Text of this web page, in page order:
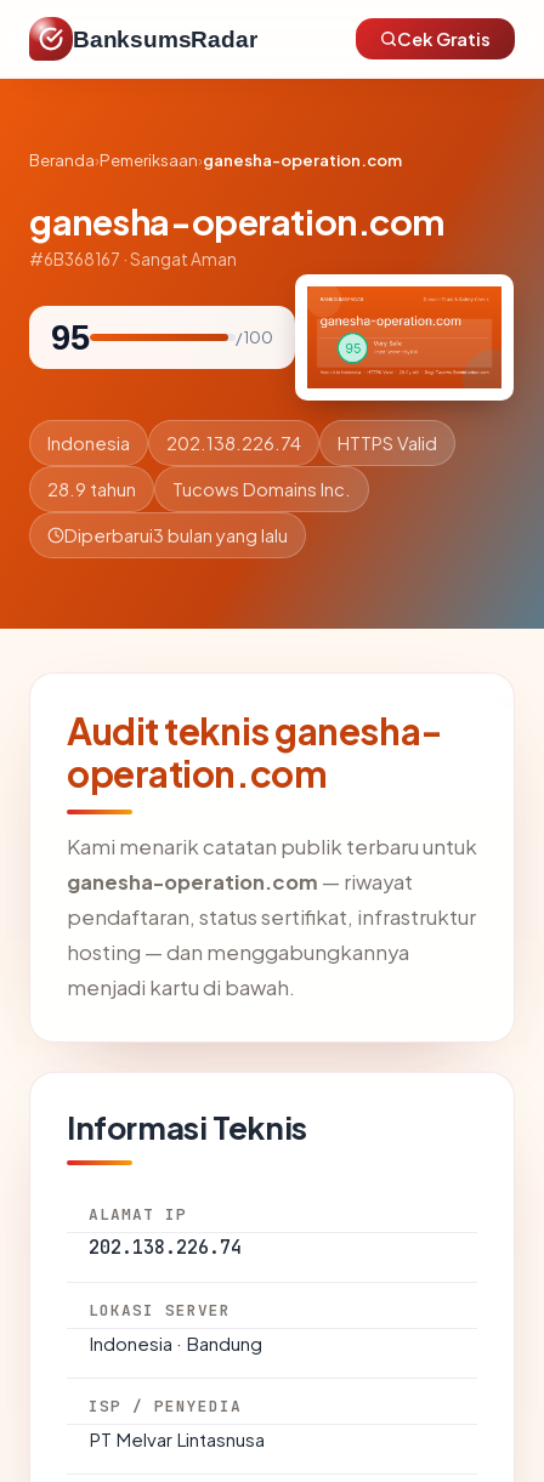
BanksumsRadar Cek Gratis
Beranda›Pemeriksaan›ganesha-operation.com
ganesha-operation.com
#6B368167 · Sangat Aman
95 / 100
Indonesia 202.138.226.74 HTTPS Valid
28.9 tahun Tucows Domains Inc.
Diperbarui3 bulan yang lalu
Audit teknis ganesha-
operation.com
Kami menarik catatan publik terbaru untuk
ganesha-operation.com — riwayat
pendaftaran, status sertifikat, infrastruktur
hosting — dan menggabungkannya
menjadi kartu di bawah.
Informasi Teknis
ALAMAT IP
202.138.226.74
LOKASI SERVER
Indonesia · Bandung
ISP / PENYEDIA
PT Melvar Lintasnusa